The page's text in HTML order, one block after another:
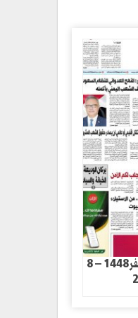
صحيفة الثورة السبت 25 صفر1448 – 8